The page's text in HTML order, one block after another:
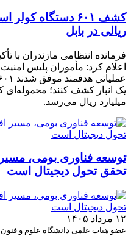
ریالی در بابل
فرمانده انتظامی مازندران با
اعلام کرد: مأموران پلیس
میلیارد ریال می‌رسد.
توسعه فناوری بومی،
تحقق تحول دیجیتال است
۱۲ مرداد ۱۴۰۵
عضو هیات علمی دانشگاه علوم و فنون